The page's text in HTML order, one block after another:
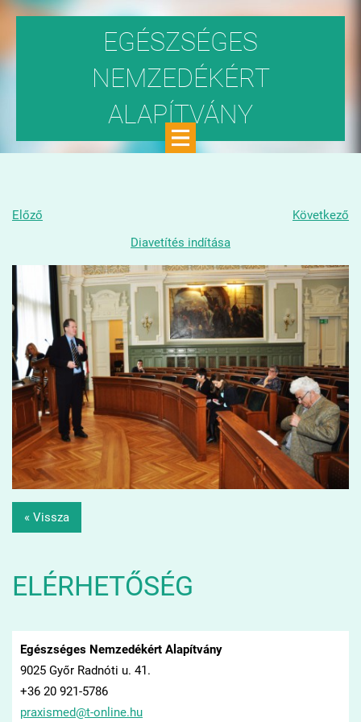
EGÉSZSÉGES
NEMZEDÉKÉRT
ALAPÍTVÁNY
Előző
Következő
Diavetítés indítása
« Vissza
ELÉRHETŐSÉG
Egészséges Nemzedékért Alapítvány
9025 Győr Radnóti u. 41.
+36 20 921-5786
praxismed@t-online.hu